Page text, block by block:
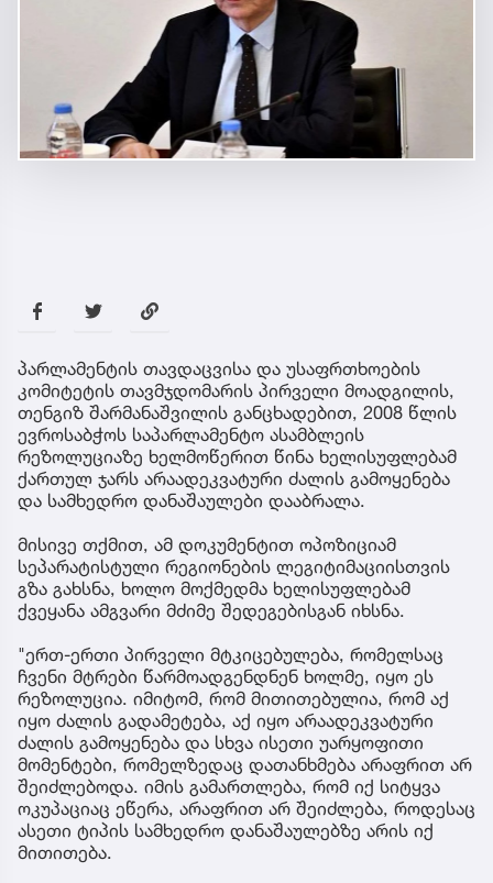
პარლამენტის თავდაცვისა და უსაფრთხოების
კომიტეტის თავმჯდომარის პირველი მოადგილის,
თენგიზ შარმანაშვილის განცხადებით, 2008 წლის
ევროსაბჭოს საპარლამენტო ასამბლეის
რეზოლუციაზე ხელმოწერით წინა ხელისუფლებამ
ქართულ ჯარს არაადეკვატური ძალის გამოყენება
და სამხედრო დანაშაულები დააბრალა.
მისივე თქმით, ამ დოკუმენტით ოპოზიციამ
სეპარატისტული რეგიონების ლეგიტიმაციისთვის
გზა გახსნა, ხოლო მოქმედმა ხელისუფლებამ
ქვეყანა ამგვარი მძიმე შედეგებისგან იხსნა.
"ერთ-ერთი პირველი მტკიცებულება, რომელსაც
ჩვენი მტრები წარმოადგენდნენ ხოლმე, იყო ეს
რეზოლუცია. იმიტომ, რომ მითითებულია, რომ აქ
იყო ძალის გადამეტება, აქ იყო არაადეკვატური
ძალის გამოყენება და სხვა ისეთი უარყოფითი
მომენტები, რომელზედაც დათანხმება არაფრით არ
შეიძლებოდა. იმის გამართლება, რომ იქ სიტყვა
ოკუპაციაც ეწერა, არაფრით არ შეიძლება, როდესაც
ასეთი ტიპის სამხედრო დანაშაულებზე არის იქ
მითითება.